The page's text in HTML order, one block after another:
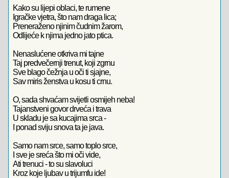
Kako su lijepi oblaci, te rumene
Igračke vjetra, što nam draga lica;
Preneraženo njinim čudnim žarom,
Odlijeće k njima jedno jato ptica.
Nenaslućene otkriva mi tajne
Taj predvečernji trenut, koji zgrnu
Sve blago čežnja u oči ti sjajne,
Sav miris ženstva u kosu ti crnu.
O, sada shvaćam svijetli osmijeh neba!
Tajanstveni govor drveća i trava
U skladu je sa kucajima srca -
I ponad sviju snova ta je java.
Samo nam srce, samo toplo srce,
I sve je sreća što mi oči vide,
Ati trenuci - to su slavoluci
Kroz koje ljubav u trijumfu ide!